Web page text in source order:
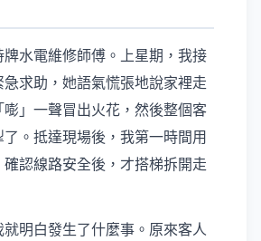
水電維修師傅。上星期，我接
求助，她語氣慌張地說家裡走
」一聲冒出火花，然後整個客
。抵達現場後，我第一時間用
認線路安全後，才搭梯拆開走
明白發生了什麼事。原來客人